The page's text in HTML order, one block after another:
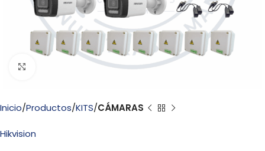
Click to enlarge
Inicio Productos KITS CÁMARAS
Hikvision